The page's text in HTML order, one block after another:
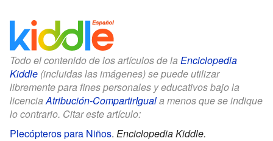
Todo el contenido de los artículos de la Enciclopedia
Kiddle (incluidas las imágenes) se puede utilizar
libremente para fines personales y educativos bajo la
licenciaAtribución-CompartirIguala menos que se indique
lo contrario. Citar este artículo:
Plecópteros para Niños. Enciclopedia Kiddle.